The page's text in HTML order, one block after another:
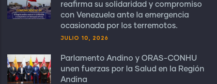
reafirma su solidaridad y compromiso
con Venezuela ante la emergencia
ocasionada por los terremotos.
JULIO 10, 2026
Parlamento Andino y ORAS-CONHU
unen fuerzas por la Salud en la Región
Andina